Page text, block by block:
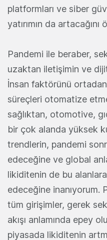
platformları ve siber
yatırımın da
Pandemi ile beraber,
uzaktan iletişimin ve
İnsan faktörünü
süreçleri otomatize
sağlıktan, otomotive,
bir çok alanda yüksek
trendlerin, pandemi
edeceğine ve global
likiditenin de bu
edeceğine inanıyorum.
tüm girişimler, gerek
akışı anlamında epey
piyasada likiditenin